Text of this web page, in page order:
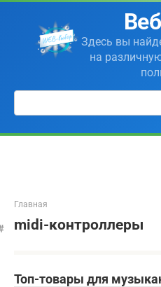
Перейти
контенту
Здесь вы
на
Поиск:
Главная
midi-контроллеры
Топ-товары для